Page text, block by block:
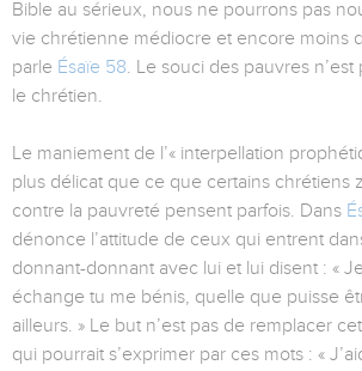
Bible au sérieux, nous ne pourrons pas
vie chrétienne médiocre et encore moins
parle Ésaïe 58. Le souci des pauvres
le chrétien.
Le maniement de l’« interpellation
plus délicat que ce que certains chrétiens
contre la pauvreté pensent parfois. Dans
dénonce l’attitude de ceux qui entrent
donnant-donnant avec lui et lui disent : «
échange tu me bénis, quelle que puisse
ailleurs. » Le but n’est pas de remplacer
qui pourrait s’exprimer par ces mots : «